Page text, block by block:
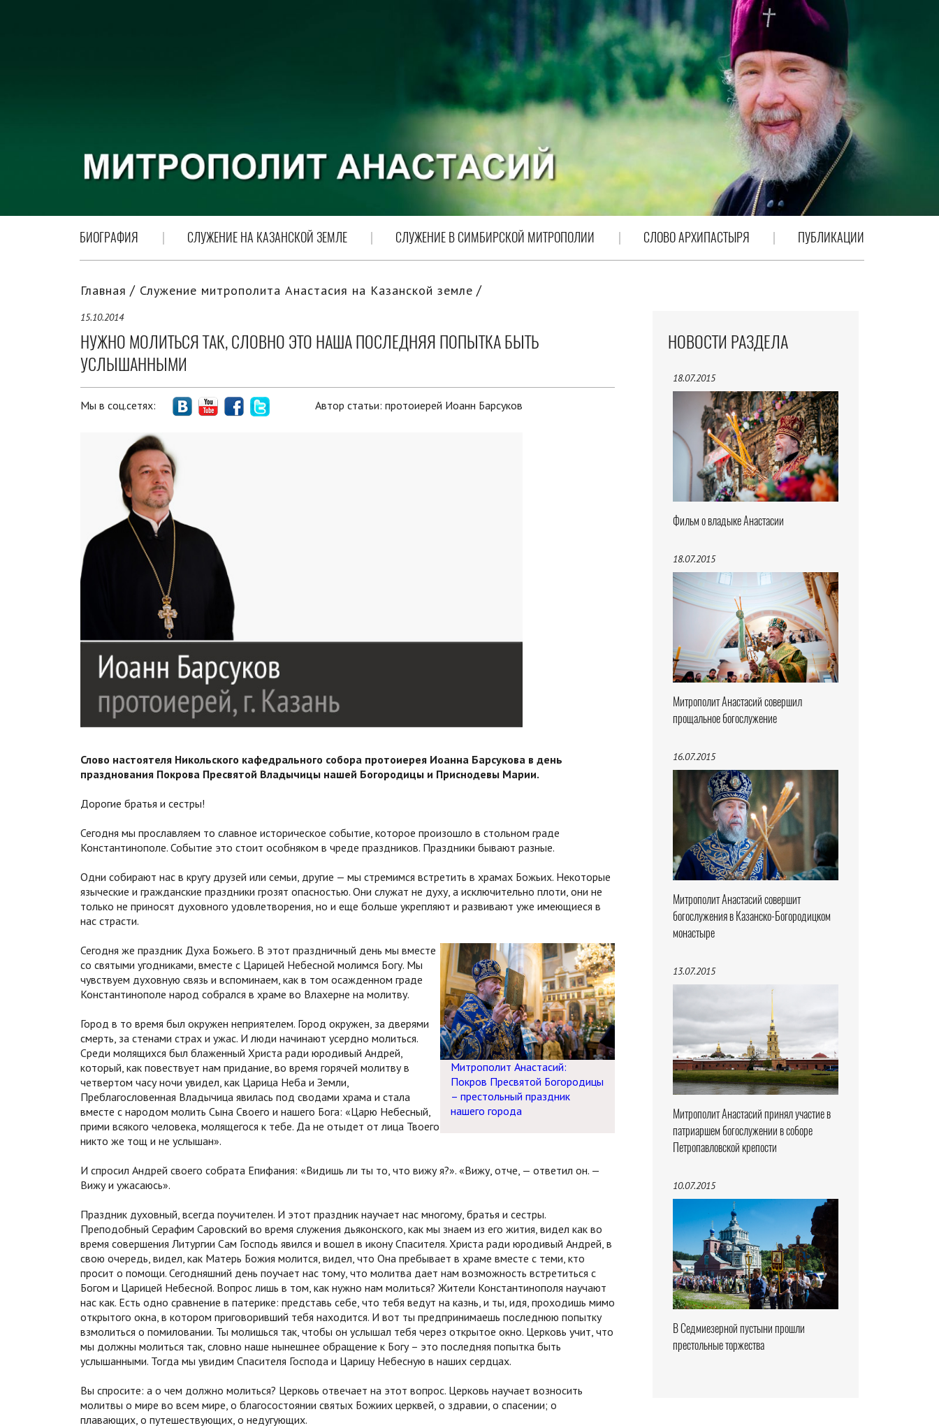
БИОГРАФИЯ СЛУЖЕНИЕ НА КАЗАНСКОЙ ЗЕМЛЕ СЛУЖЕНИЕ В СИМБИРСКОЙ МИТРОПОЛИИ СЛОВО АРХИПАСТЫРЯ ПУБЛИКАЦИИ
НОВОСТИ РАЗДЕЛА
18.07.2015
Фильм о владыке Анастасии
18.07.2015
Митрополит Анастасий совершил
прощальное богослужение
16.07.2015
Митрополит Анастасий совершит
богослужения в Казанско-Богородицком
монастыре
13.07.2015
Митрополит Анастасий принял участие в
патриаршем богослужении в соборе
Петропавловской крепости
10.07.2015
В Седмиезерной пустыни прошли
престольные торжества
Главная Служение митрополита Анастасия на Казанской земле
15.10.2014
НУЖНО МОЛИТЬСЯ ТАК, СЛОВНО ЭТО НАША ПОСЛЕДНЯЯ ПОПЫТКА БЫТЬ
УСЛЫШАННЫМИ
Мы в соц.сетях: Автор статьи: протоиерей Иоанн Барсуков
Слово настоятеля Никольского кафедрального собора протоиерея Иоанна Барсукова в день
празднования Покрова Пресвятой Владычицы нашей Богородицы и Приснодевы Марии.
Дорогие братья и сестры!
Сегодня мы прославляем то славное историческое событие, которое произошло в стольном граде
Константинополе. Событие это стоит особняком в чреде праздников. Праздники бывают разные.
Одни собирают нас в кругу друзей или семьи, другие — мы стремимся встретить в храмах Божьих. Некоторые
языческие и гражданские праздники грозят опасностью. Они служат не духу, а исключительно плоти, они не
только не приносят духовного удовлетворения, но и еще больше укрепляют и развивают уже имеющиеся в
нас страсти.
Митрополит Анастасий:
Покров Пресвятой Богородицы
– престольный праздник
нашего города
Сегодня же праздник Духа Божьего. В этот праздничный день мы вместе
со святыми угодниками, вместе с Царицей Небесной молимся Богу. Мы
чувствуем духовную связь и вспоминаем, как в том осажденном граде
Константинополе народ собрался в храме во Влахерне на молитву.
Город в то время был окружен неприятелем. Город окружен, за дверями
смерть, за стенами страх и ужас. И люди начинают усердно молиться.
Среди молящихся был блаженный Христа ради юродивый Андрей,
который, как повествует нам придание, во время горячей молитву в
четвертом часу ночи увидел, как Царица Неба и Земли,
Преблагословенная Владычица явилась под сводами храма и стала
вместе с народом молить Сына Своего и нашего Бога: «Царю Небесный,
прими всякого человека, молящегося к тебе. Да не отыдет от лица Твоего
никто же тощ и не услышан».
И спросил Андрей своего собрата Епифания: «Видишь ли ты то, что вижу я?». «Вижу, отче, — ответил он. —
Вижу и ужасаюсь».
Праздник духовный, всегда поучителен. И этот праздник научает нас многому, братья и сестры.
Преподобный Серафим Саровский во время служения дьяконского, как мы знаем из его жития, видел как во
время совершения Литургии Сам Господь явился и вошел в икону Спасителя. Христа ради юродивый Андрей, в
свою очередь, видел, как Матерь Божия молится, видел, что Она пребывает в храме вместе с теми, кто
просит о помощи. Сегодняшний день поучает нас тому, что молитва дает нам возможность встретиться с
Богом и Царицей Небесной. Вопрос лишь в том, как нужно нам молиться? Жители Константинополя научают
нас как. Есть одно сравнение в патерике: представь себе, что тебя ведут на казнь, и ты, идя, проходишь мимо
открытого окна, в котором приговоривший тебя находится. И вот ты предпринимаешь последнюю попытку
взмолиться о помиловании. Ты молишься так, чтобы он услышал тебя через открытое окно. Церковь учит, что
мы должны молиться так, словно наше нынешнее обращение к Богу – это последняя попытка быть
услышанными. Тогда мы увидим Спасителя Господа и Царицу Небесную в наших сердцах.
Вы спросите: а о чем должно молиться? Церковь отвечает на этот вопрос. Церковь научает возносить
молитвы о мире во всем мире, о благосостоянии святых Божиих церквей, о здравии, о спасении; о
плавающих, о путешествующих, о недугующих.